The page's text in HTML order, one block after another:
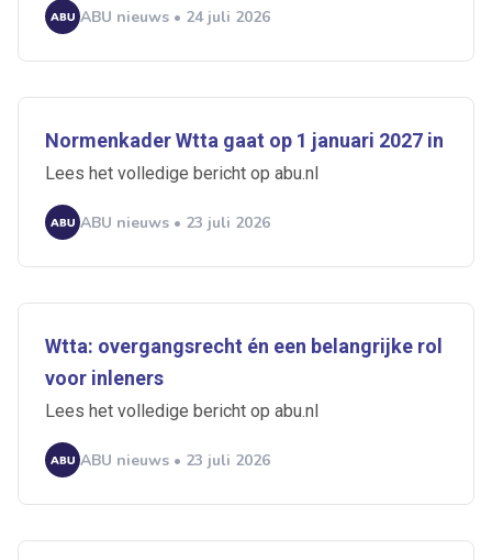
ABU nieuws • 24 juli 2026
Normenkader Wtta gaat op 1 januari 2027 in
Lees het volledige bericht op abu.nl
ABU nieuws • 23 juli 2026
Wtta: overgangsrecht én een belangrijke rol
voor inleners
Lees het volledige bericht op abu.nl
ABU nieuws • 23 juli 2026